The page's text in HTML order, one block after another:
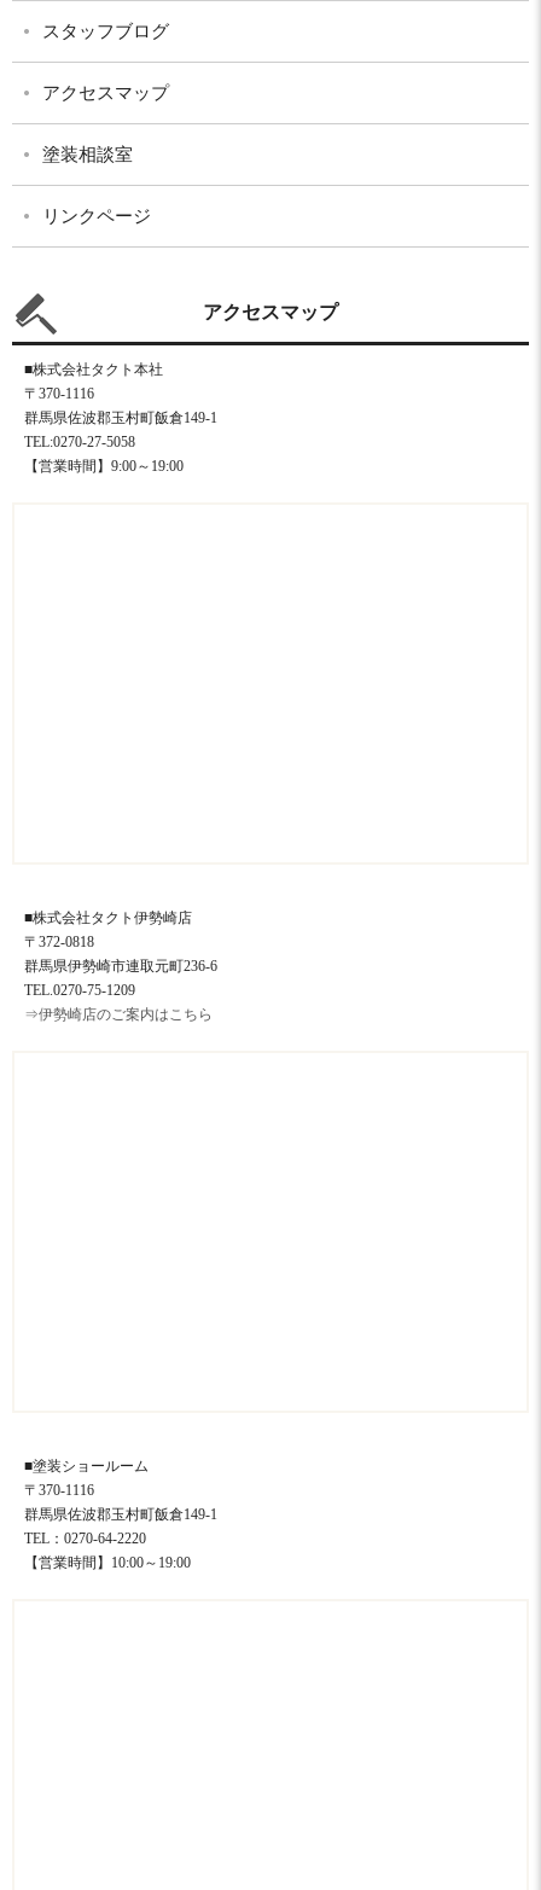
スタッフブログ
アクセスマップ
塗装相談室
リンクページ
アクセスマップ
■株式会社タクト本社
〒370-1116
群馬県佐波郡玉村町飯倉149-1
TEL:0270-27-5058
【営業時間】9:00～19:00
■株式会社タクト伊勢崎店
〒372-0818
群馬県伊勢崎市連取元町236-6
TEL.0270-75-1209
⇒伊勢崎店のご案内はこちら
■塗装ショールーム
〒370-1116
群馬県佐波郡玉村町飯倉149-1
TEL：0270-64-2220
【営業時間】10:00～19:00